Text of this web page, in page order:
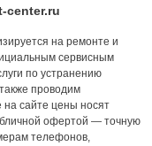
center.ru
на ремонте и
сервисным
по устранению
проводим
на сайте цены носят
офертой — точную
телефонов,